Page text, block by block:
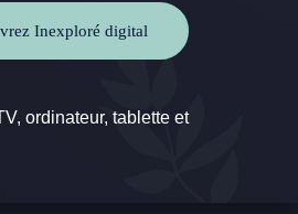
Inexploré digital
ordinateur, tablette et